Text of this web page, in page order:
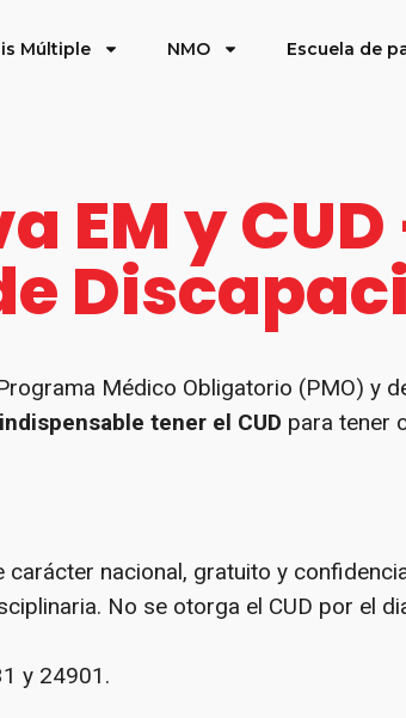
Múltiple NMO Escuela de
EM y
Médico Obligatorio (PMO) y
tener el CUD para tener
nacional, gratuito y
No se otorga el CUD por el
y 24901.